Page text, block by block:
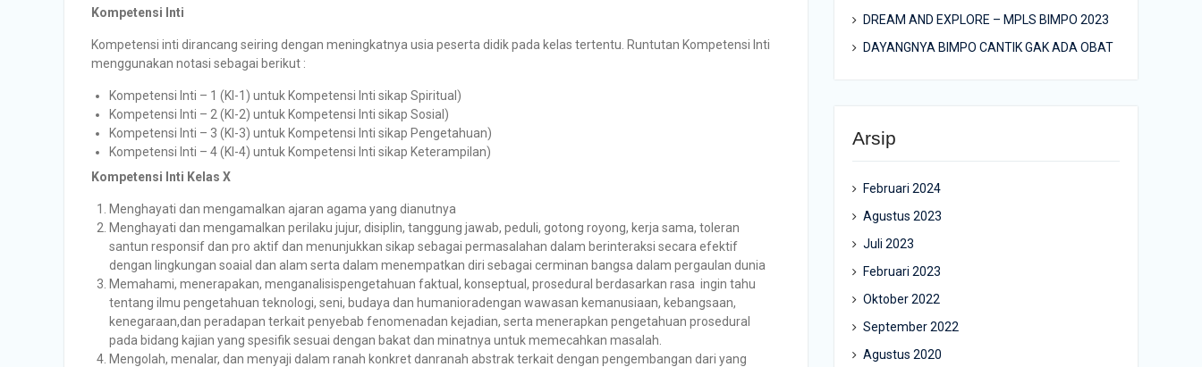
Kompetensi Inti
Kompetensi inti dirancang seiring dengan meningkatnya usia peserta didik pada kelas tertentu. Runtutan Kompetensi Inti
menggunakan notasi sebagai berikut :
Kompetensi Inti – 1 (KI-1) untuk Kompetensi Inti sikap Spiritual)
Kompetensi Inti – 2 (KI-2) untuk Kompetensi Inti sikap Sosial)
Kompetensi Inti – 3 (KI-3) untuk Kompetensi Inti sikap Pengetahuan)
Kompetensi Inti – 4 (KI-4) untuk Kompetensi Inti sikap Keterampilan)
Kompetensi Inti Kelas X
Menghayati dan mengamalkan ajaran agama yang dianutnya
Menghayati dan mengamalkan perilaku jujur, disiplin, tanggung jawab, peduli, gotong royong, kerja sama, toleran
santun responsif dan pro aktif dan menunjukkan sikap sebagai permasalahan dalam berinteraksi secara efektif
dengan lingkungan soaial dan alam serta dalam menempatkan diri sebagai cerminan bangsa dalam pergaulan dunia
Memahami, menerapakan, menganalisispengetahuan faktual, konseptual, prosedural berdasarkan rasa ingin tahu
tentang ilmu pengetahuan teknologi, seni, budaya dan humanioradengan wawasan kemanusiaan, kebangsaan,
kenegaraan,dan peradapan terkait penyebab fenomenadan kejadian, serta menerapkan pengetahuan prosedural
pada bidang kajian yang spesifik sesuai dengan bakat dan minatnya untuk memecahkan masalah.
Mengolah, menalar, dan menyaji dalam ranah konkret danranah abstrak terkait dengan pengembangan dari yang
DREAM AND EXPLORE – MPLS BIMPO 2023
DAYANGNYA BIMPO CANTIK GAK ADA OBAT
Arsip
Februari 2024
Agustus 2023
Juli 2023
Februari 2023
Oktober 2022
September 2022
Agustus 2020